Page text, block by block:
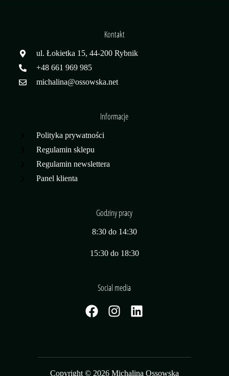
Kontakt
ul. Łokietka 15, 44-200 Rybnik
+48 661 969 985
michalina@ossowska.net
Informacje
Polityka prywatności
Regulamin sklepu
Regulamin newslettera
Panel klienta
Godziny pracy
8:30 do 14:30
15:30 do 18:30
Social media
Copyright © 2026 Michalina Ossowska